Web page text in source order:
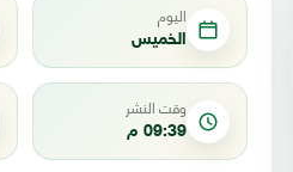
اليوم
الخميس
وقت النشر
09:39 م